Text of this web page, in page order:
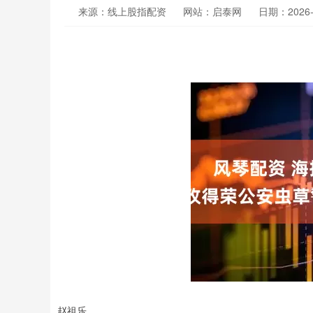
来源：线上股指配资 网站：启泰网 日期：
赵祖乐